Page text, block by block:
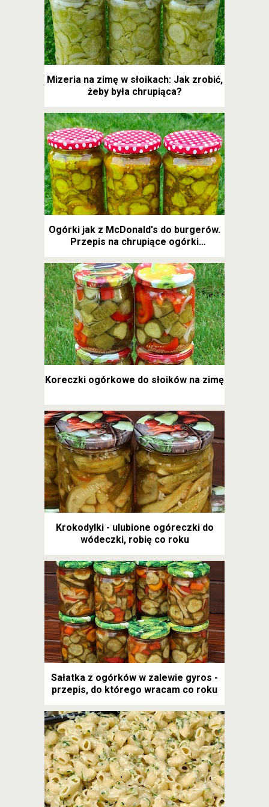
Mizeria na zimę w słoikach: Jak zrobić,
żeby była chrupiąca?
Ogórki jak z McDonald's do burgerów.
Przepis na chrupiące ogórki
Koreczki ogórkowe do słoików na zimę
Krokodylki - ulubione ogóreczki do
wódeczki, robię co roku
Sałatka z ogórków w zalewie gyros -
przepis, do którego wracam co roku